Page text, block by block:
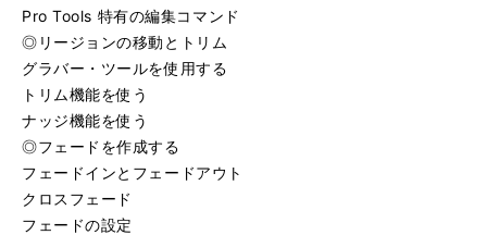
Pro Tools 特有の編集コマンド
◎リージョンの移動とトリム
グラバー・ツールを使用する
トリム機能を使う
ナッジ機能を使う
◎フェードを作成する
フェードインとフェードアウト
クロスフェード
フェードの設定